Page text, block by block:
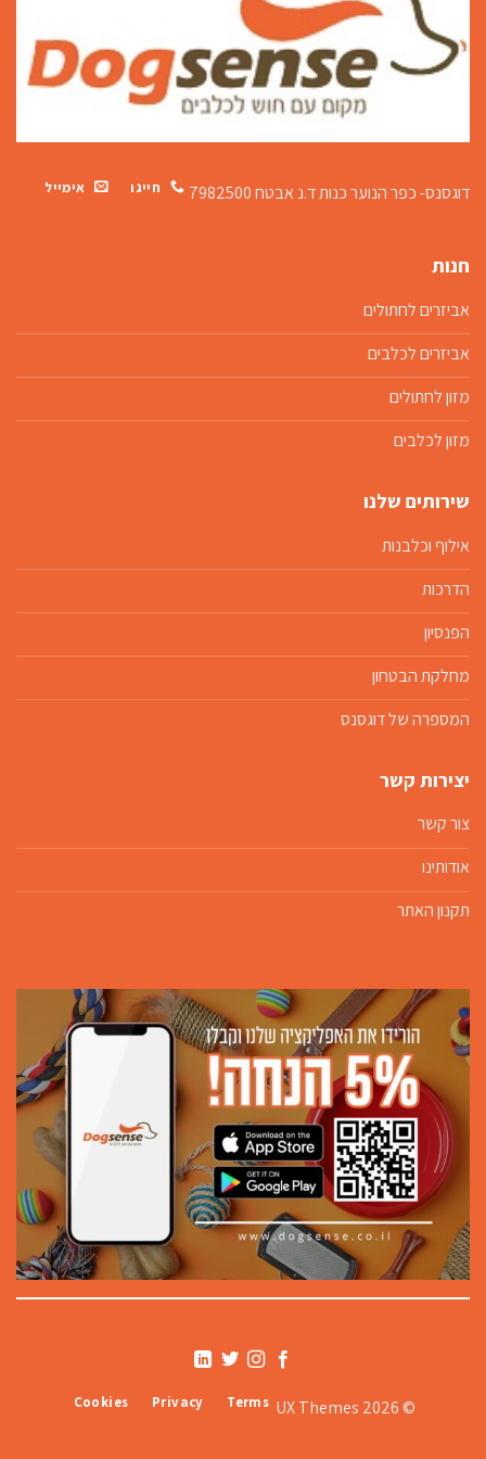
דוגסנס- כפר הנוער כנותד.נ אבטח 7982500 חייגו אימייל
חנות
אביזרים לחתולים
אביזרים לכלבים
מזון לחתולים
מזון לכלבים
שירותים שלנו
אילוף וכלבנות
הדרכות
הפנסיון
מחלקת הבטחון
המספרה של דוגסנס
יצירות קשר
צור קשר
אודותינו
תקנון האתר
© 2026 UX Themes
Terms
Privacy
Cookies